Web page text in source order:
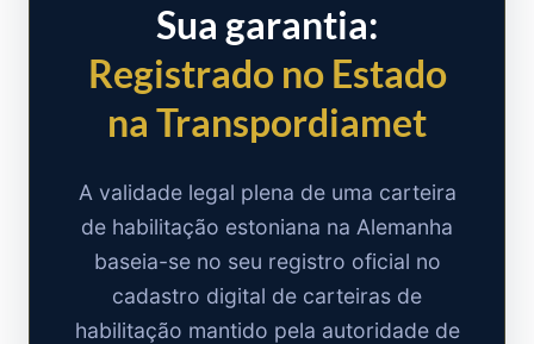
Sua garantia:
Registrado no Estado
na Transpordiamet
A validade legal plena de uma carteira
de habilitação estoniana na Alemanha
baseia-se no seu registro oficial no
cadastro digital de carteiras de
habilitação mantido pela autoridade de